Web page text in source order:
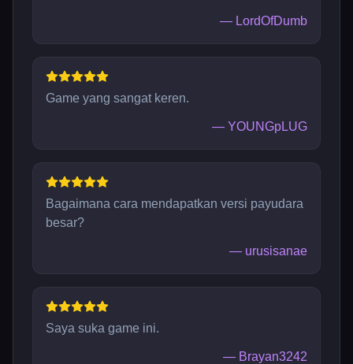
— LordOfDumb
Game yang sangat keren.
— YOUNGpLUG
Bagaimana cara mendapatkan versi payudara
besar?
— urusisanae
Saya suka game ini.
— Brayan3242